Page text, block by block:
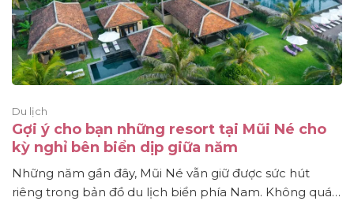
Du lịch
Gợi ý cho bạn những resort tại Mũi Né cho
kỳ nghỉ bên biển dịp giữa năm
Những năm gần đây, Mũi Né vẫn giữ được sức hút
riêng trong bản đồ du lịch biển phía Nam. Không quá